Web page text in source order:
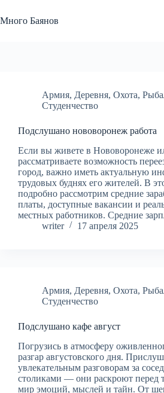
к
сути
Много Баянов
Армия, Деревня, Охота,
Студенчество
Подслушано нововоронеж работа
Если вы живете в Нововоронеже
рассматриваете возможность
город, важно иметь актуальную
трудовых буднях его жителей. В
подробно рассмотрим средние
платы, доступные вакансии и
местных работников. Средние
writer
17 апреля 2025
Армия, Деревня, Охота,
Студенчество
Подслушано кафе август
Погрузись в атмосферу
разгар августовского дня.
увлекательным разговорам за
столиками — они раскроют перед
мир эмоций, мыслей и тайн. От